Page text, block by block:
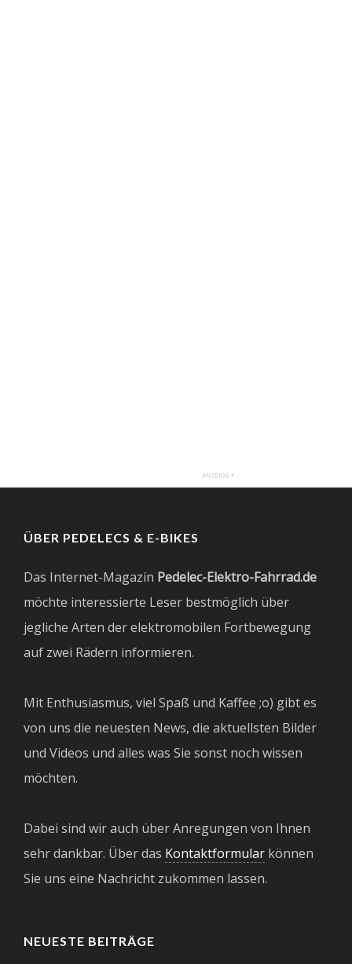
ÜBER PEDELECS & E-BIKES
Das Internet-Magazin Pedelec-Elektro-Fahrrad.de
möchte interessierte Leser bestmöglich über
jegliche Arten der elektromobilen Fortbewegung
auf zwei Rädern informieren.
Mit Enthusiasmus, viel Spaß und Kaffee ;o) gibt es
von uns die neuesten News, die aktuellsten Bilder
und Videos und alles was Sie sonst noch wissen
möchten.
Dabei sind wir auch über Anregungen von Ihnen
sehr dankbar. Über das Kontaktformular können
Sie uns eine Nachricht zukommen lassen.
NEUESTE BEITRÄGE